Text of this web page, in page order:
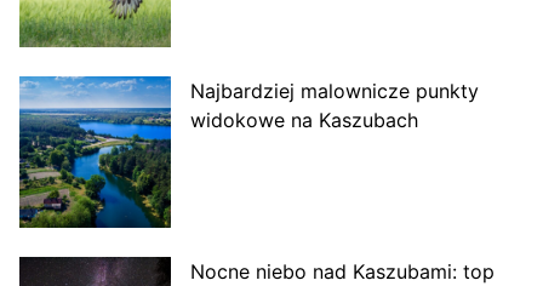
Najbardziej malownicze punkty
widokowe na Kaszubach
Nocne niebo nad Kaszubami: top